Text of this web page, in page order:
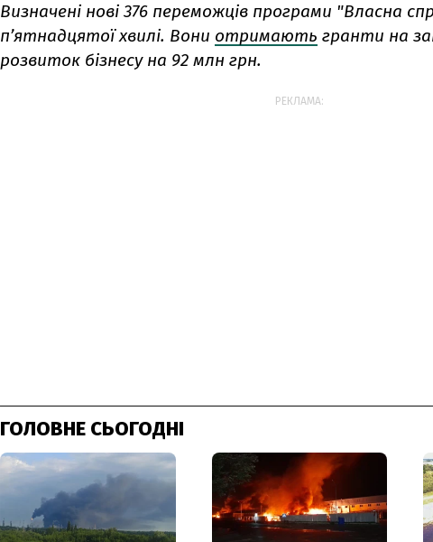
Визначені нові 376 переможців програми "Власна
п’ятнадцятої хвилі. Вони отримають гранти на
розвиток бізнесу на 92 млн грн.
РЕКЛАМА:
ГОЛОВНЕ СЬОГОДНІ